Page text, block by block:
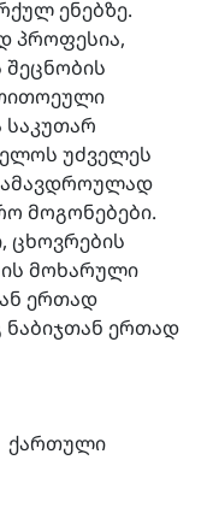
ენებზე.
პროფესია,
საკუთარ
უძველეს
მოგონებები.
ცხოვრების
მოხარული
ერთად
ერთად
ქართული